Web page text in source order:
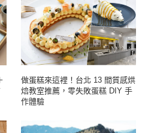
做蛋糕來這裡！台北 13 間質感烘
焙教室推薦，零失敗蛋糕 DIY 手
作體驗